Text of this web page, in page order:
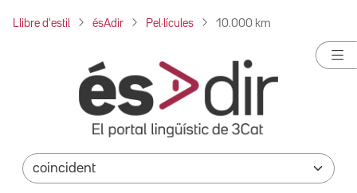
Llibre d'estil ésAdir Pel·lícules 10.000 km